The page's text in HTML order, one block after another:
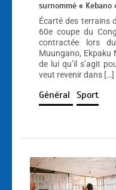
surnommé « Kebano
Écarté des terrains
60e coupe du
contractée lors
Muungano, Ekpaku
de lui qu’il s’agit
veut revenir dans […]
Général Sport